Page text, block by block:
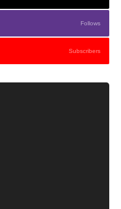
Follows
Subscribers